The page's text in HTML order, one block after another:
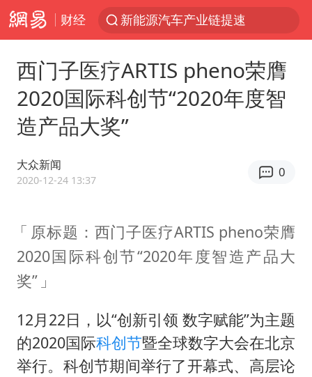
财经
新能源汽车产业链提速
大连一起飞航班因乘客可乐爆瓶折返
SK海力士回应“或出售重庆工厂”传闻
辽宁28名务农人员中暑死亡？官方辟谣
今日103只涨停股5只跌停股
血指纹匹配成功，20年悬案告破！凶手被执行死刑
“还不如不放假”
医疗垃圾做手机壳 这也是谋财害命
武契奇：欧洲已处于大战边缘
西门子医疗ARTIS pheno荣膺
2020国际科创节“2020年度智
造产品大奖”
大众新闻
2020-12-24 13:37
0
原标题：西门子医疗ARTIS pheno荣膺
2020国际科创节“2020年度智造产品大
奖”
12月22日，以“创新引领 数字赋能”为主题
的2020国际科创节暨全球数字大会在北京
举行。科创节期间举行了开幕式、高层论